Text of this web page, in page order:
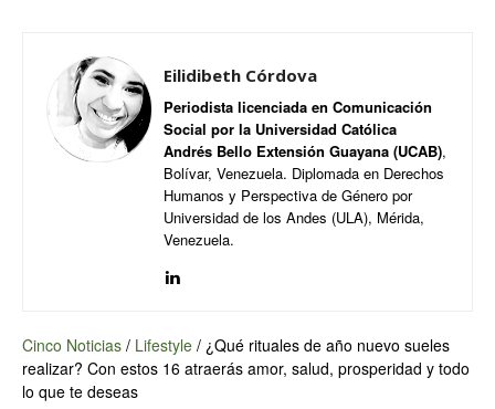
Eilidibeth Córdova
Periodista licenciada en Comunicación
Social por la Universidad Católica
Andrés Bello Extensión Guayana (UCAB),
Bolívar, Venezuela. Diplomada en Derechos
Humanos y Perspectiva de Género por
Universidad de los Andes (ULA), Mérida,
Venezuela.
Cinco Noticias / Lifestyle / ¿Qué rituales de año nuevo sueles
realizar? Con estos 16 atraerás amor, salud, prosperidad y todo
lo que te deseas